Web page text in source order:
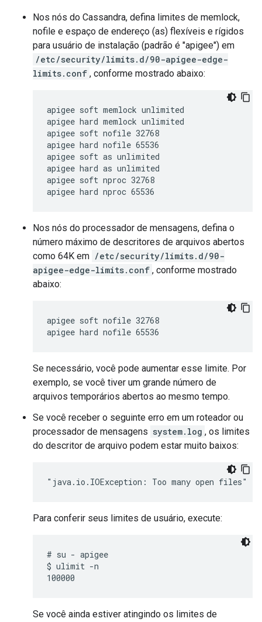
Nos nós do Cassandra, defina limites de memlock,
nofile e espaço de endereço (as) flexíveis e rígidos
para usuário de instalação (padrão é "apigee") em
/etc/security/limits.d/90-apigee-edge-
limits.conf , conforme mostrado abaixo:
apigee soft memlock unlimited
apigee hard memlock unlimited
apigee soft nofile 32768
apigee hard nofile 65536
apigee soft as unlimited
apigee hard as unlimited
apigee soft nproc 32768
apigee hard nproc 65536
Nos nós do processador de mensagens, defina o
número máximo de descritores de arquivos abertos
como 64K em /etc/security/limits.d/90-
apigee-edge-limits.conf , conforme mostrado
abaixo:
apigee soft nofile 32768
apigee hard nofile 65536
Se necessário, você pode aumentar esse limite. Por
exemplo, se você tiver um grande número de
arquivos temporários abertos ao mesmo tempo.
Se você receber o seguinte erro em um roteador ou
processador de mensagens system.log , os limites
do descritor de arquivo podem estar muito baixos:
"java.io.IOException: Too many open files"
Para conferir seus limites de usuário, execute:
# su - apigee
$ ulimit -n
Se você ainda estiver atingindo os limites de